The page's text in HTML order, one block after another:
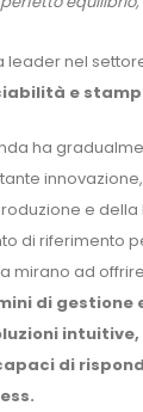
leader nel
e
ha
e della
di riferimento
mirano ad offrire
di gestione
di